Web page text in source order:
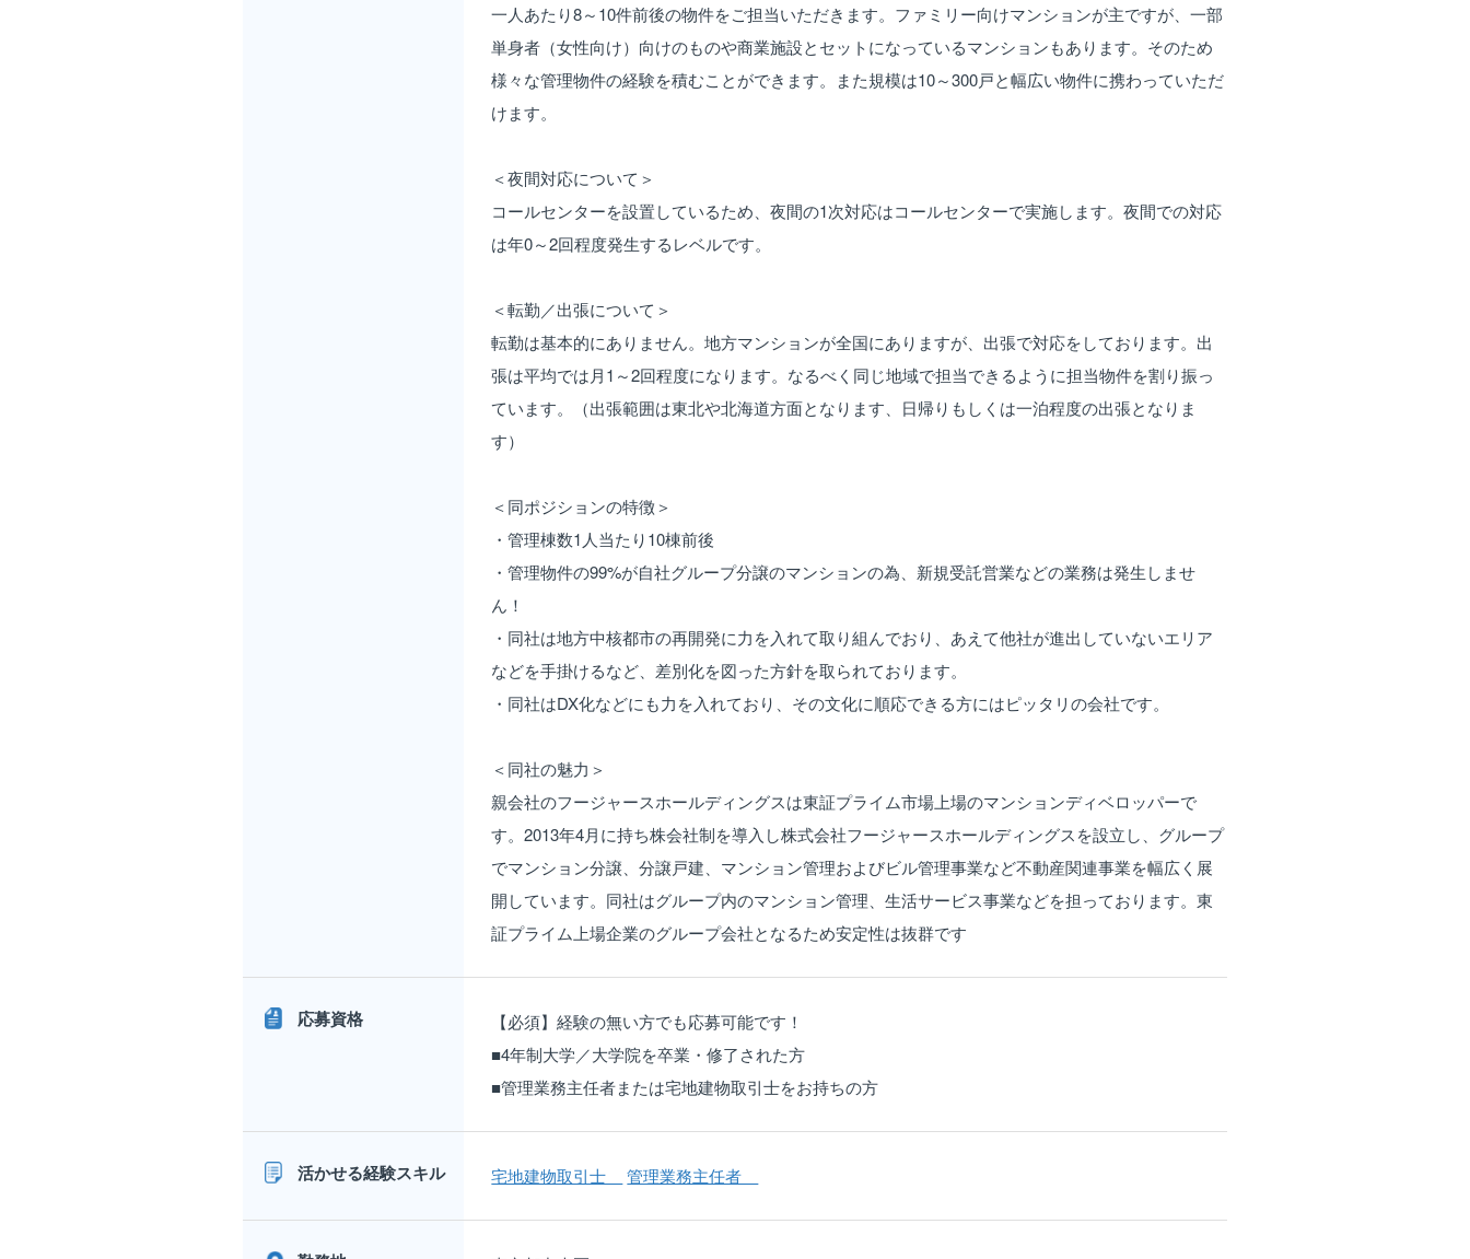
一人あたり8～10件前後の物件をご担当いただきます。ファミリー向けマンションが主ですが、一部
単身者（女性向け）向けのものや商業施設とセットになっているマンションもあります。そのため
様々な管理物件の経験を積むことができます。また規模は10～300戸と幅広い物件に携わっていただ
けます。
＜夜間対応について＞
コールセンターを設置しているため、夜間の1次対応はコールセンターで実施します。夜間での対応
は年0～2回程度発生するレベルです。
＜転勤／出張について＞
転勤は基本的にありません。地方マンションが全国にありますが、出張で対応をしております。出
張は平均では月1～2回程度になります。なるべく同じ地域で担当できるように担当物件を割り振っ
ています。（出張範囲は東北や北海道方面となります、日帰りもしくは一泊程度の出張となりま
す）
＜同ポジションの特徴＞
・管理棟数1人当たり10棟前後
・管理物件の99%が自社グループ分譲のマンションの為、新規受託営業などの業務は発生しませ
ん！
・同社は地方中核都市の再開発に力を入れて取り組んでおり、あえて他社が進出していないエリア
などを手掛けるなど、差別化を図った方針を取られております。
・同社はDX化などにも力を入れており、その文化に順応できる方にはピッタリの会社です。
＜同社の魅力＞
親会社のフージャースホールディングスは東証プライム市場上場のマンションディベロッパーで
す。2013年4月に持ち株会社制を導入し株式会社フージャースホールディングスを設立し、グループ
でマンション分譲、分譲戸建、マンション管理およびビル管理事業など不動産関連事業を幅広く展
開しています。同社はグループ内のマンション管理、生活サービス事業などを担っております。東
証プライム上場企業のグループ会社となるため安定性は抜群です
応募資格
【必須】経験の無い方でも応募可能です！
■4年制大学／大学院を卒業・修了された方
■管理業務主任者または宅地建物取引士をお持ちの方
活かせる経験スキル 宅地建物取引士 管理業務主任者